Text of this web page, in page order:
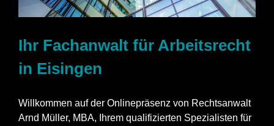
Ihr Fachanwalt für Arbeitsrecht
in Eisingen
Willkommen auf der Onlinepräsenz von Rechtsanwalt
Arnd Müller, MBA, Ihrem qualifizierten Spezialisten für